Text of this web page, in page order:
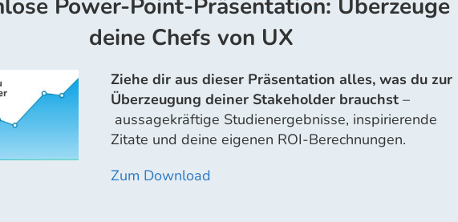
Power-Point-Präsentation: Überzeuge
deine Chefs von UX
Ziehe dir aus dieser Präsentation alles, was du zur
Überzeugung deiner Stakeholder brauchst–
aussagekräftige Studienergebnisse, inspirierende
Zitate und deine eigenen ROI-Berechnungen.
Zum Download